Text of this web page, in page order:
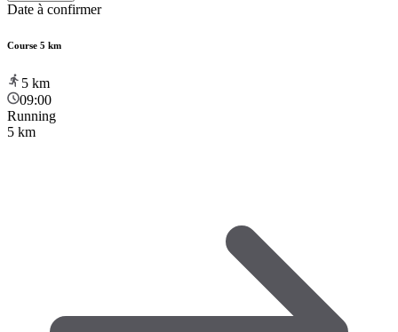
Date à confirmer
Course 5 km
5 km
09:00
Running
5 km